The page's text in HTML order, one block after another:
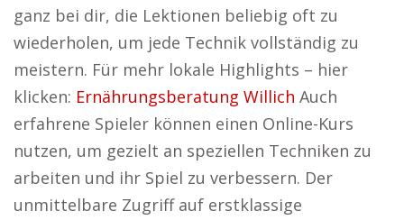
ganz bei dir, die Lektionen beliebig oft zu
wiederholen, um jede Technik vollständig zu
meistern. Für mehr lokale Highlights – hier
klicken: Ernährungsberatung Willich Auch
erfahrene Spieler können einen Online-Kurs
nutzen, um gezielt an speziellen Techniken zu
arbeiten und ihr Spiel zu verbessern. Der
unmittelbare Zugriff auf erstklassige